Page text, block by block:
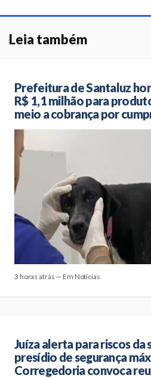
Leia também
Prefeitura de Santaluz
R$ 1,1 milhão para
meio a cobrança por
3 horas atrás — Em Notícias
Juíza alerta para riscos
presídio de segurança
Corregedoria convoca